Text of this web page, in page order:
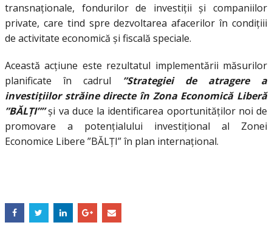
transnaționale, fondurilor de investiții și companiilor
private, care tind spre dezvoltarea afacerilor în condițiii
de activitate economică și fiscală speciale.
Această acțiune este rezultatul implementării măsurilor
planificate în cadrul ”Strategiei de atragere a
investițiilor străine directe în Zona Economică Liberă
”BĂLȚI””și va duce la identificarea oportunităților noi de
promovare a potențialului investițional al Zonei
Economice Libere ”BĂLȚI” în plan internațional.